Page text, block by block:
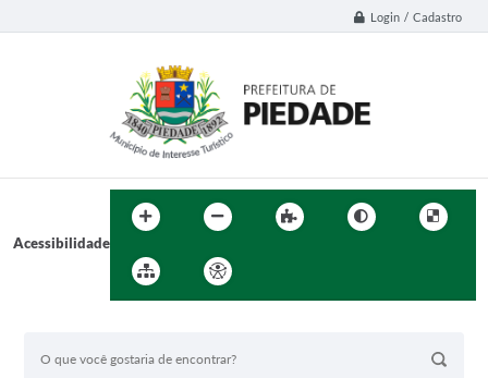
Login / Cadastro
Acessibilidade